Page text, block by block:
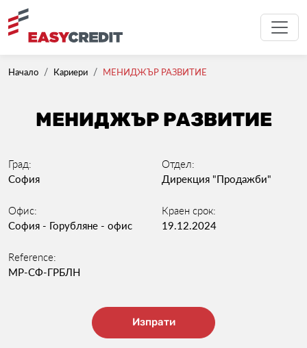
Начало Кариери МЕНИДЖЪР РАЗВИТИЕ
МЕНИДЖЪР РАЗВИТИЕ
Град:
София
Отдел:
Дирекция "Продажби"
Офис:
София - Горубляне - офис
Краен срок:
19.12.2024
Reference:
МР-СФ-ГРБЛН
Изпрати